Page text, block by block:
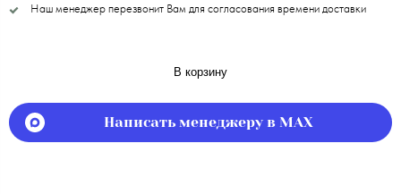
Наш менеджер перезвонит Вам для согласования времени доставки
В корзину
Написать менеджеру в MAX